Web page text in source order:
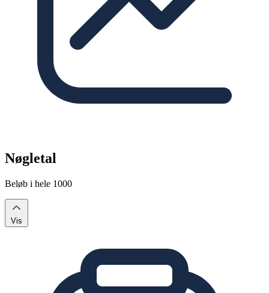
Nøgletal
Beløb i hele 1000
Vis